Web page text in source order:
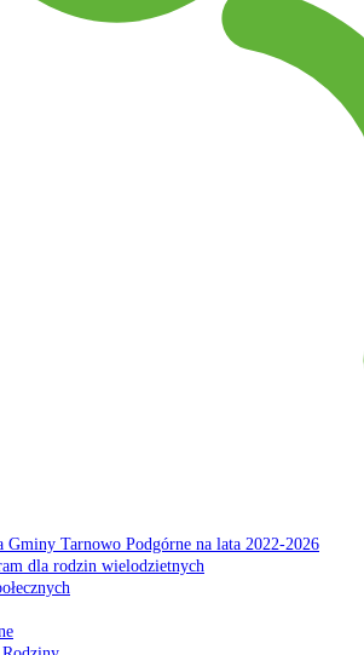
Gminy Tarnowo Podgórne na lata 2022-2026
dla rodzin wielodzietnych